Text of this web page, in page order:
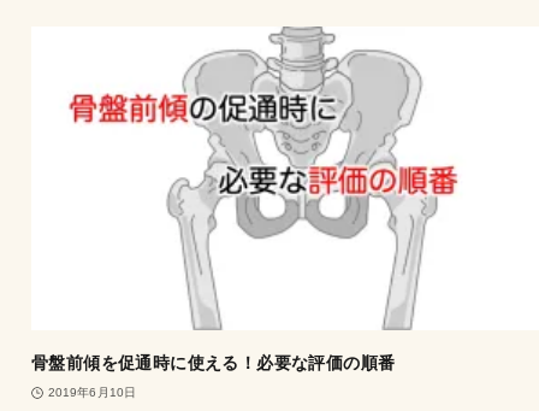
骨盤前傾を促通時に使える！必要な評価の順番
2019年6月10日